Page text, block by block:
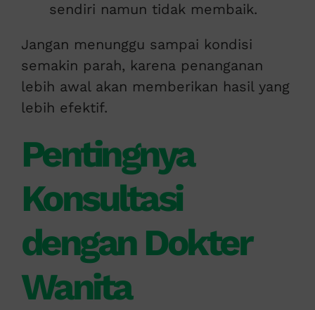
sendiri namun tidak membaik.
Jangan menunggu sampai kondisi
semakin parah, karena penanganan
lebih awal akan memberikan hasil yang
lebih efektif.
Pentingnya
Konsultasi
dengan Dokter
Wanita